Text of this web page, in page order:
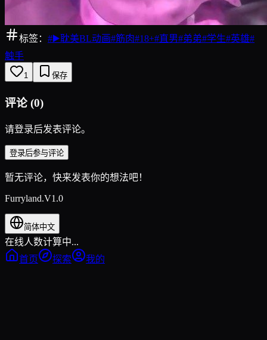
标签： #▶️耽美BL动画#筋肉#18+#直男#弟弟#学生#英雄#
触手
1 保存
评论 (0)
请登录后发表评论。
登录后参与评论
暂无评论，快来发表你的想法吧！
Furryland.V1.0
简体中文
在线人数计算中...
首页
探索 我的